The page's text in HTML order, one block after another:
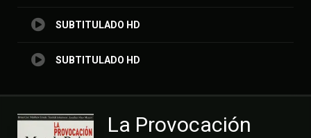
SUBTITULADO HD
SUBTITULADO HD
La Provocación